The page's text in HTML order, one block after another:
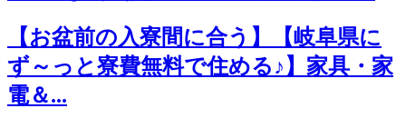
【お盆前の入寮間に合う】【岐阜県に
ず～っと寮費無料で住める♪】家具・家
電＆...